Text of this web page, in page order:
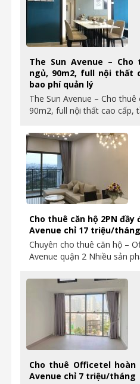
The Sun Avenue –
ngủ, 90m2, full nội thất
bao phí quản lý
The Sun Avenue – Cho
90m2, full nội thất cao cấp,
Cho thuê căn hộ 2PN
Avenue chỉ 17 triệu/
Chuyên cho thuê căn hộ –
Avenue quận 2 Nhiều sản
Cho thuê Officetel
Avenue chỉ 7 triệu/tháng